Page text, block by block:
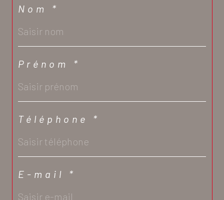
Nom *
Prénom *
Téléphone *
E-mail *